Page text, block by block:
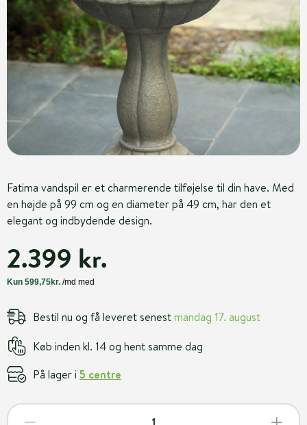
Fatima vandspil er et charmerende tilføjelse til din have. Med
en højde på 99 cm og en diameter på 49 cm, har den et
elegant og indbydende design.
2.399 kr.
Bestil nu og få leveret senestmandag 17. august
Køb inden kl. 14 og hent samme dag
På lager i 5 centre